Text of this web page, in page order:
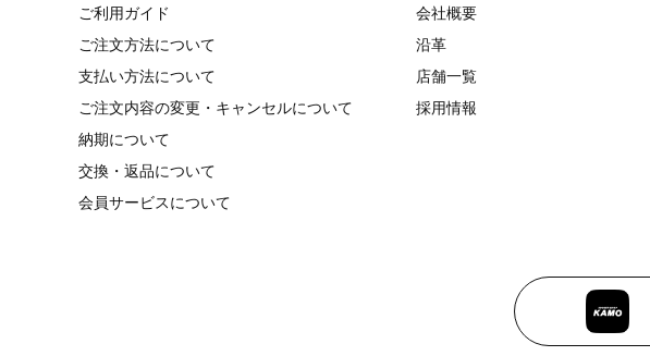
ご利用ガイド
ご注文方法について
支払い方法について
ご注文内容の変更・キャンセルについて
納期について
交換・返品について
会員サービスについて
会社概要
沿革
店舗一覧
採用情報